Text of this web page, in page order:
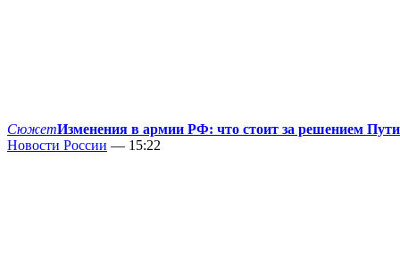
СюжетИзменения в армии РФ: что стоит за решением
Новости России — 15:22